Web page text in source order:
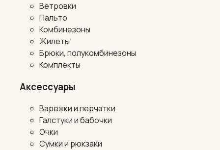
Ветровки
Пальто
Комбинезоны
Жилеты
Брюки, полукомбинезоны
Комплекты
Аксессуары
Варежки и перчатки
Галстуки и бабочки
Очки
Сумки и рюкзаки